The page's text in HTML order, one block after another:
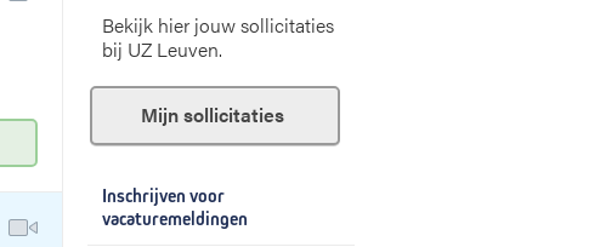
Bekijk hier jouw sollicitaties
bij UZ Leuven.
Mijn sollicitaties
Inschrijven voor
vacaturemeldingen